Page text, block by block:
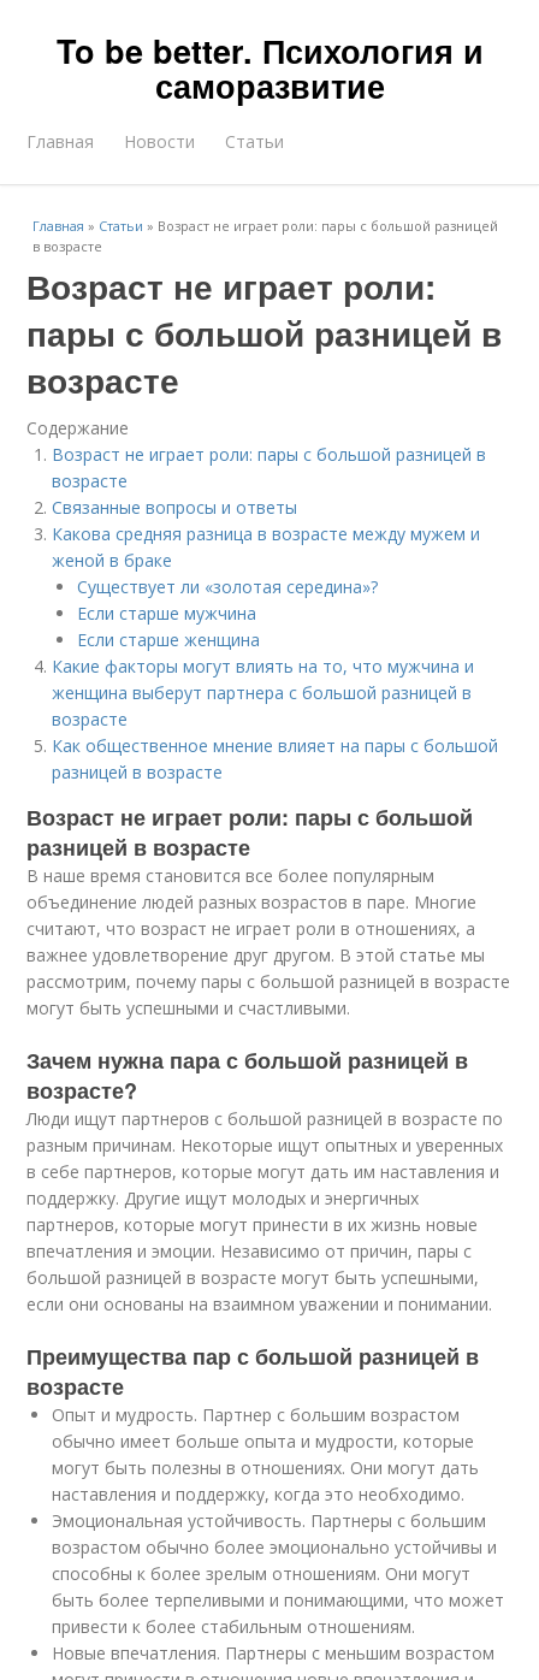
To be better. Психология и
саморазвитие
Главная Новости Статьи
Главная » Статьи » Возраст не играет роли: пары с большой разницей
в возрасте
Возраст не играет роли:
пары с большой разницей в
возрасте
Содержание
Возраст не играет роли: пары с большой разницей в
возрасте
Связанные вопросы и ответы
Какова средняя разница в возрасте между мужем и
женой в браке
Существует ли «золотая середина»?
Если старше мужчина
Если старше женщина
Какие факторы могут влиять на то, что мужчина и
женщина выберут партнера с большой разницей в
возрасте
Как общественное мнение влияет на пары с большой
разницей в возрасте
Возраст не играет роли: пары с большой
разницей в возрасте
В наше время становится все более популярным
объединение людей разных возрастов в паре. Многие
считают, что возраст не играет роли в отношениях, а
важнее удовлетворение друг другом. В этой статье мы
рассмотрим, почему пары с большой разницей в возрасте
могут быть успешными и счастливыми.
Зачем нужна пара с большой разницей в
возрасте?
Люди ищут партнеров с большой разницей в возрасте по
разным причинам. Некоторые ищут опытных и уверенных
в себе партнеров, которые могут дать им наставления и
поддержку. Другие ищут молодых и энергичных
партнеров, которые могут принести в их жизнь новые
впечатления и эмоции. Независимо от причин, пары с
большой разницей в возрасте могут быть успешными,
если они основаны на взаимном уважении и понимании.
Преимущества пар с большой разницей в
возрасте
Опыт и мудрость. Партнер с большим возрастом
обычно имеет больше опыта и мудрости, которые
могут быть полезны в отношениях. Они могут дать
наставления и поддержку, когда это необходимо.
Эмоциональная устойчивость. Партнеры с большим
возрастом обычно более эмоционально устойчивы и
способны к более зрелым отношениям. Они могут
быть более терпеливыми и понимающими, что может
привести к более стабильным отношениям.
Новые впечатления. Партнеры с меньшим возрастом